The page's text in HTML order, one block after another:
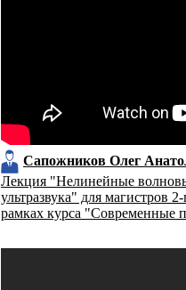
Сапожников Олег
Лекция "Нелинейные
ультразвука" для магистров
рамках курса "Современные